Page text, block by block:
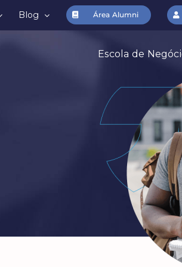
Blog Área Alumni
Escola de